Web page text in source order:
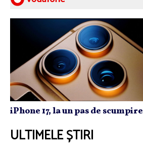
iPhone 17, la un pas de scumpire
ULTIMELE ȘTIRI